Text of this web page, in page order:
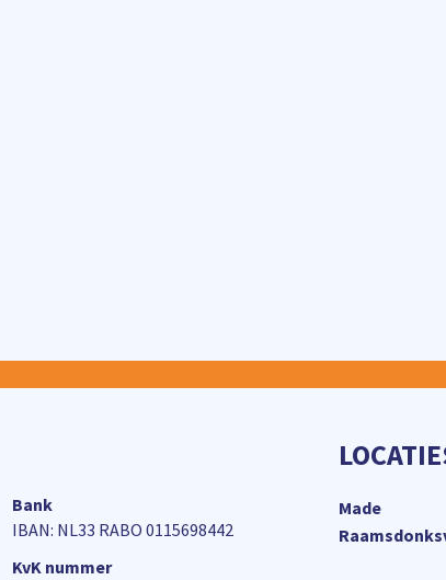
Bank
IBAN: NL33 RABO 0115698442
KvK nummer
Made